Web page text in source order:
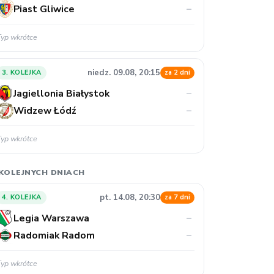
Piast Gliwice –
wkrótce
3. KOLEJKA niedz. 09.08, 20:15 za 2 dni
Jagiellonia Białystok
–
Widzew Łódź
–
wkrótce
DNIACH
4. KOLEJKA pt. 14.08, 20:30 za 7 dni
Legia Warszawa
–
Radomiak Radom
–
wkrótce